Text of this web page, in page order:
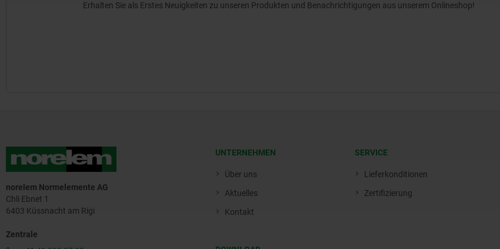
Erhalten Sie als Erstes Neuigkeiten zu unseren Produkten und Benachrichtigungen aus unserem Onlineshop!
norelem Normelemente AG
Chli Ebnet 1
6403 Küssnacht am Rigi
Zentrale
UNTERNEHMEN
Über uns
Aktuelles
Kontakt
SERVICE
Lieferkonditionen
Zertifizierung